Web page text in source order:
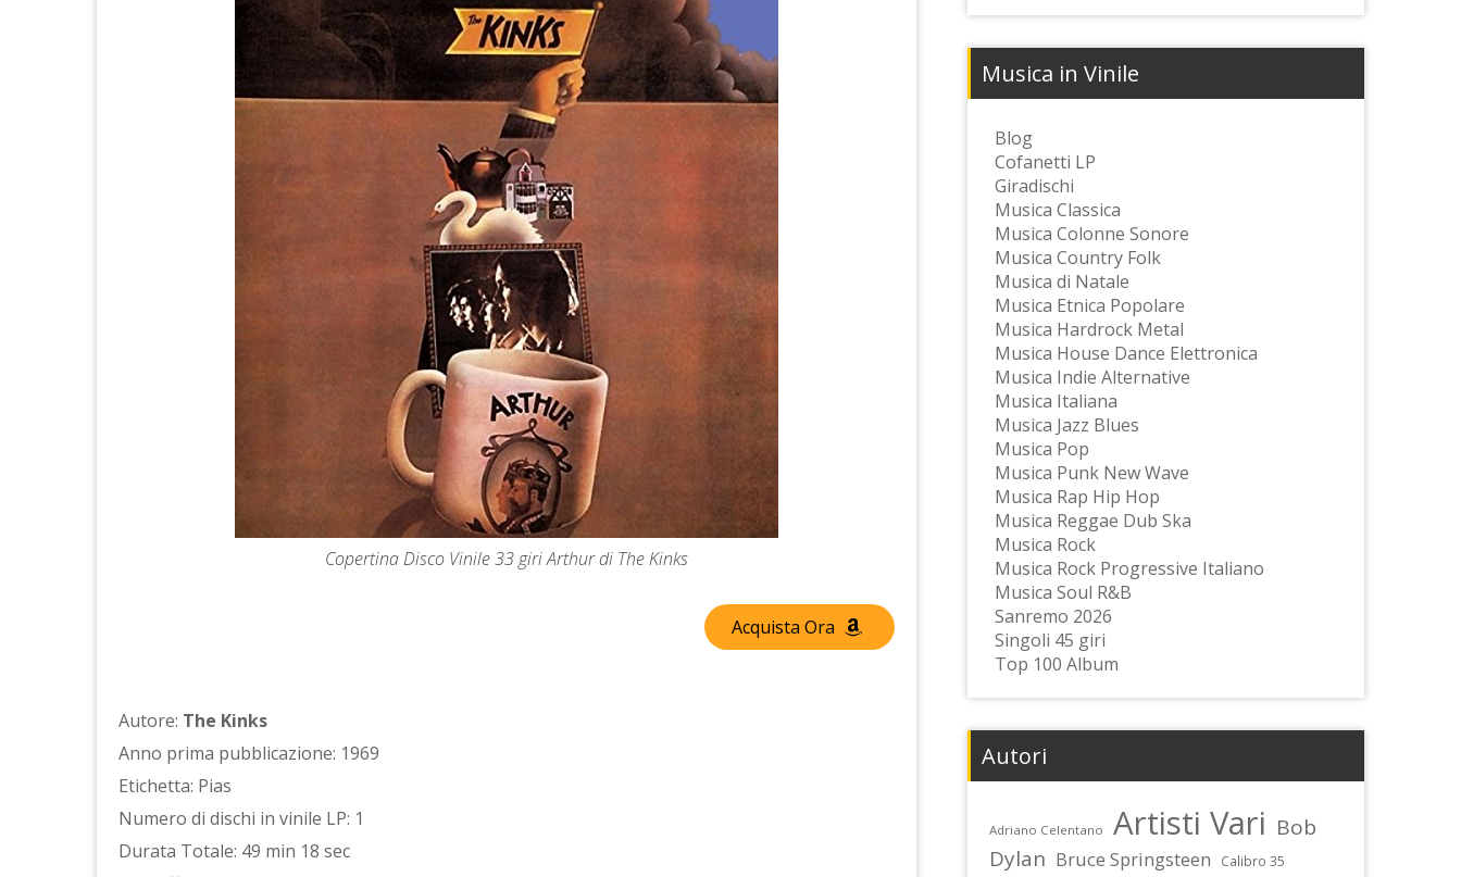
Copertina Disco Vinile 33 giri Arthur di The Kinks
Acquista Ora
Autore: The Kinks
Anno prima pubblicazione: 1969
Etichetta: Pias
Numero di dischi in vinile LP: 1
Durata Totale: 49 min 18 sec
Musica in Vinile
Blog
Cofanetti LP
Giradischi
Musica Classica
Musica Colonne Sonore
Musica Country Folk
Musica di Natale
Musica Etnica Popolare
Musica Hardrock Metal
Musica House Dance Elettronica
Musica Indie Alternative
Musica Italiana
Musica Jazz Blues
Musica Pop
Musica Punk New Wave
Musica Rap Hip Hop
Musica Reggae Dub Ska
Musica Rock
Musica Rock Progressive Italiano
Musica Soul R&B
Sanremo 2026
Singoli 45 giri
Top 100 Album
Autori
Adriano Celentano Artisti Vari Bob
Dylan Bruce Springsteen Calibro 35